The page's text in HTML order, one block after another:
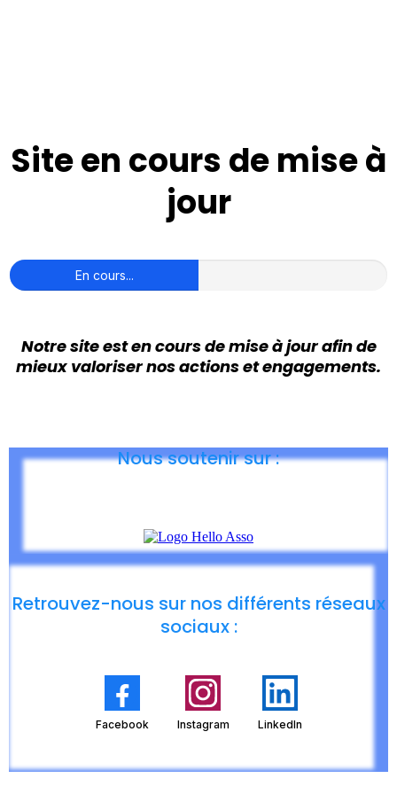
Site en cours de mise à
jour
En cours...
Notre site est en cours de mise à jour afin de
mieux valoriser nos actions et engagements.
Nous soutenir sur :
Retrouvez-nous sur nos différents réseaux
sociaux :
Facebook Instagram LinkedIn